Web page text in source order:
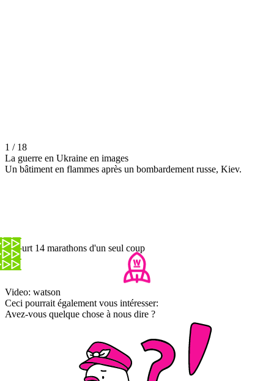
1 / 18
La guerre en Ukraine en images
Un bâtiment en flammes après un bombardement russe, Kiev.
Il court 14 marathons d'un seul coup
Video: watson
Ceci pourrait également vous intéresser:
Avez-vous quelque chose à nous dire ?